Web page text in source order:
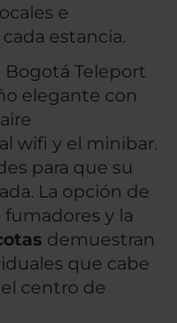
e
estancia.
Bogotá Teleport
elegante con
wifi y el minibar.
para que su
La opción de
y la
demuestran
que cabe
centro de